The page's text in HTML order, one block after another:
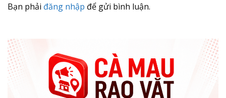
Bạn phải đăng nhập để gửi bình luận.